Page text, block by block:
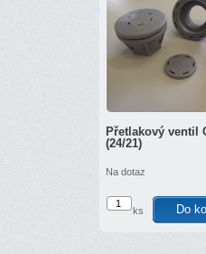
Přetlakový ventil
(24/21)
Na dotaz
ks